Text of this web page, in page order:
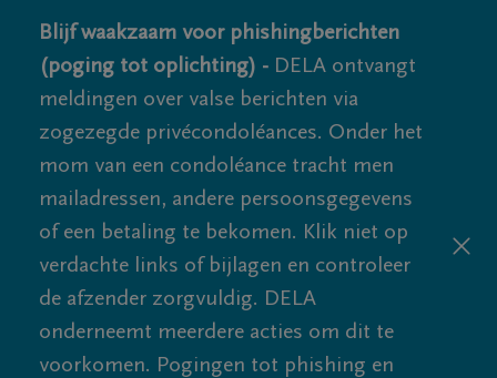
Blijf waakzaam voor phishingberichten
(poging tot oplichting) - DELA ontvangt
meldingen over valse berichten via
zogezegde privécondoléances. Onder het
mom van een condoléance tracht men
mailadressen, andere persoonsgegevens
of een betaling te bekomen. Klik niet op
verdachte links of bijlagen en controleer
de afzender zorgvuldig. DELA
onderneemt meerdere acties om dit te
voorkomen. Pogingen tot phishing en